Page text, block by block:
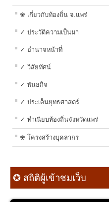
❀ เกี่ยวกับท้องถิ่น จ.แพร่
✓ ประวัติความเป็นมา
✓ อำนาจหน้าที่
✓ วิสัยทัศน์
✓ พันธกิจ
✓ ประเด็นยุทธศาสตร์
✓ ทำเนียบท้องถิ่นจังหวัดแพร่
❀ โครงสร้างบุคลากร
✪ สถิติผู้เข้าชมเว็บ